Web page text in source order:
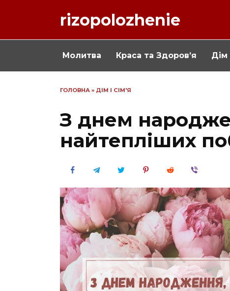
rizopolozhenie
Молитва Краса та Здоров’я Дім
ГОЛОВНА » ДІМ І СІМ'Я
З днем
найтепліших